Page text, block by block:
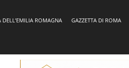
DELL’EMILIA ROMAGNA GAZZETTA DI ROMA